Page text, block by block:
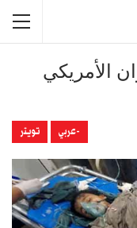
الأمريكي
-عربي تويتر